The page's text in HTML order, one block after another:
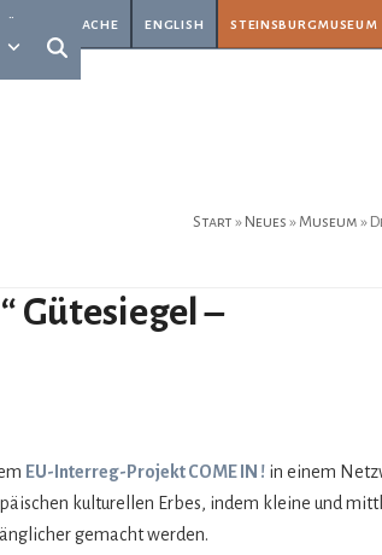
english steinsburgmuseum
Start » Neues » Museum »
Gütesiegel –
EU-Inter­reg-Pro­jekt COME IN ! in einem
kul­tu­rel­len Erbes, indem kleine und
gemacht werden.